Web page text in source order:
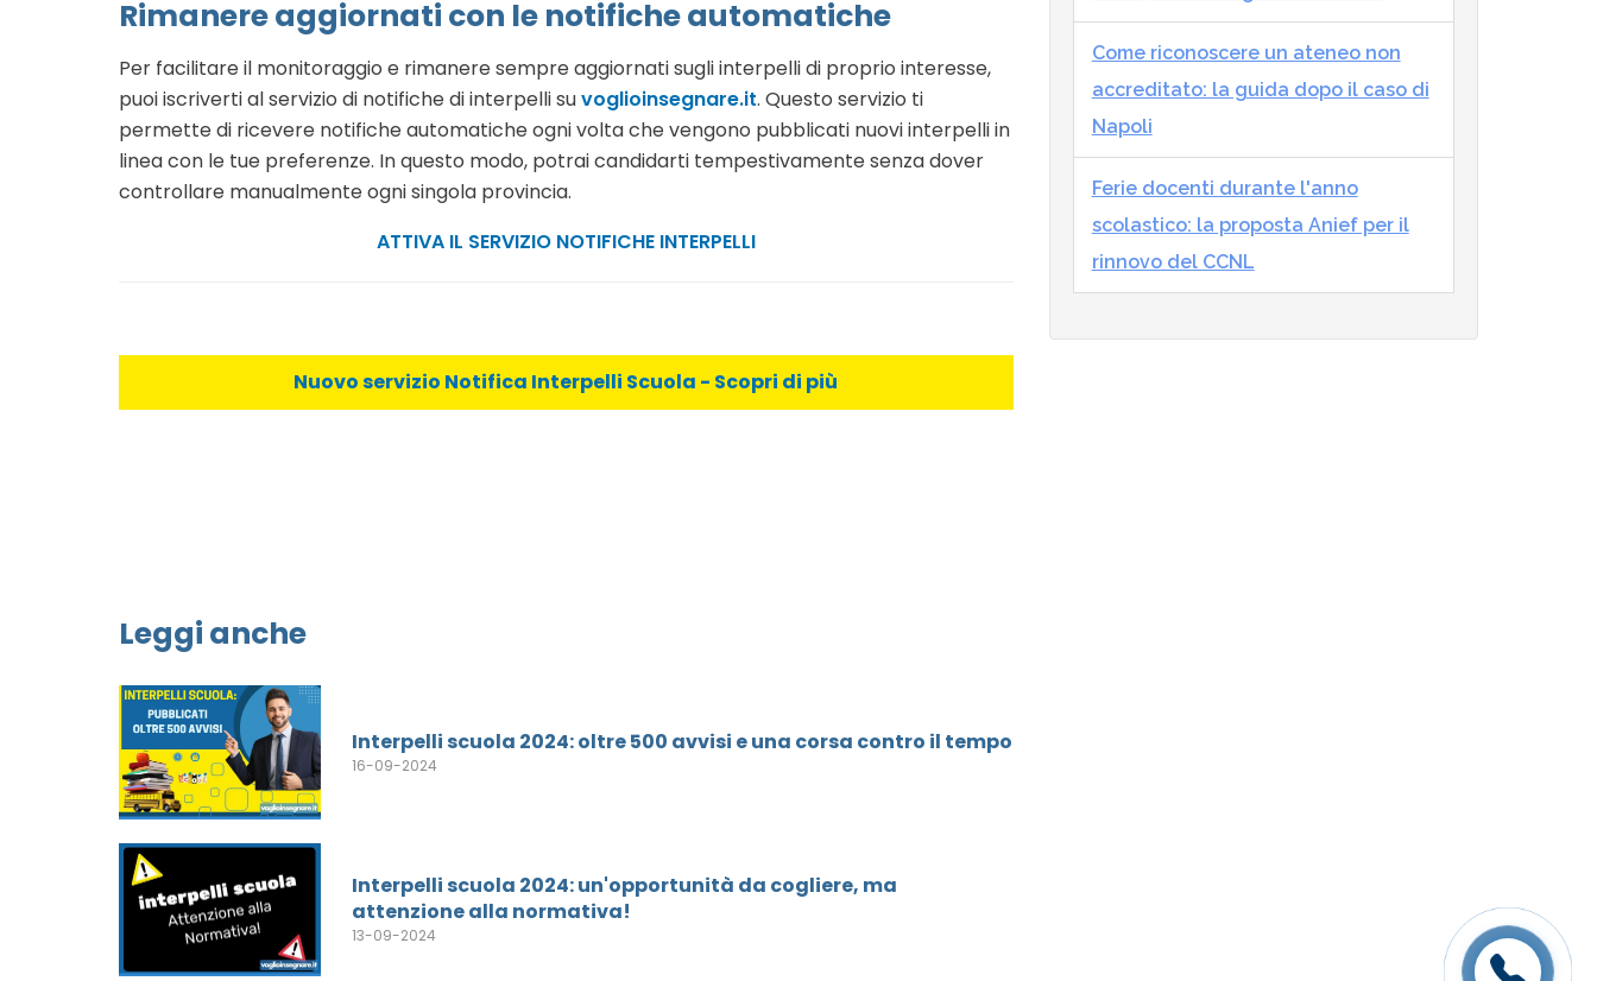
Rimanere aggiornati con le notifiche automatiche
Per facilitare il monitoraggio e rimanere sempre aggiornati sugli interpelli di proprio interesse,
puoi iscriverti al servizio di notifiche di interpelli suvoglioinsegnare.it. Questo servizio ti
permette di ricevere notifiche automatiche ogni volta che vengono pubblicati nuovi interpelli in
linea con le tue preferenze. In questo modo, potrai candidarti tempestivamente senza dover
controllare manualmente ogni singola provincia.
ATTIVA IL SERVIZIO NOTIFICHE INTERPELLI
Nuovo servizio Notifica Interpelli Scuola - Scopri di più
Leggi anche
Interpelli scuola 2024: oltre 500 avvisi e una corsa contro il tempo
16-09-2024
Interpelli scuola 2024: un'opportunità da cogliere, ma
attenzione alla normativa!
13-09-2024
Come riconoscere un ateneo non
accreditato: la guida dopo il caso di
Napoli
Ferie docenti durante l'anno
scolastico: la proposta Anief per il
rinnovo del CCNL